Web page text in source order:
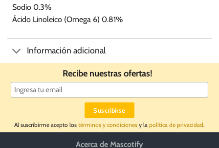
Sodio 0.3%
Ácido Linoleico (Omega 6) 0.81%
Información adicional
Recibe nuestras ofertas!
Al suscribirme acepto los términos y condiciones y la política de privacidad.
Acerca de Mascotify